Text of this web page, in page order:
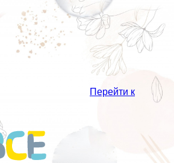
Перейти к